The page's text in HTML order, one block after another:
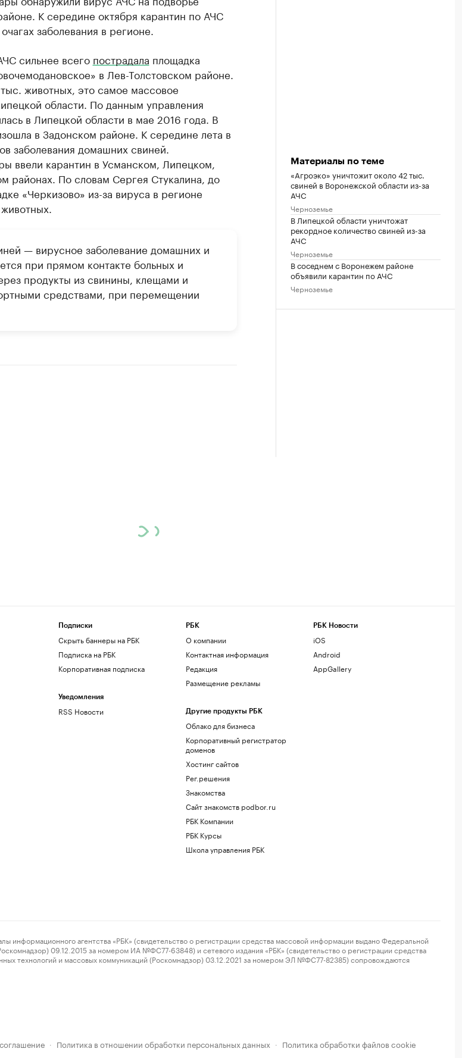
К середине октября карантин по АЧС
заболевания в регионе.
сильнее всего пострадала площадка
в Лев-Толстовском районе.
животных, это самое массовое
области. По данным управления
в Липецкой области в мае 2016 года. В
в Задонском районе. К середине лета в
заболевания домашних свиней.
ввели карантин в Усманском, Липецком,
районах. По словам Сергея Стукалина, до
«Черкизово» из-за вируса в регионе
— вирусное заболевание домашних и
при прямом контакте больных и
продукты из свинины, клещами и
средствами, при перемещении
Материалы по теме
«Агроэко» уничтожит около 42 тыс.
свиней в Воронежской области из-за
АЧС
Черноземье
В Липецкой области уничтожат
рекордное количество свиней из-за
АЧС
Черноземье
В соседнем с Воронежем районе
объявили карантин по АЧС
Черноземье
Подписки
Скрыть баннеры на РБК
Подписка на РБК
Корпоративная подписка
Уведомления
RSS Новости
РБК
О компании
Контактная информация
Редакция
Размещение рекламы
Другие продукты РБК
Облако для бизнеса
Корпоративный регистратор
доменов
Хостинг сайтов
Рег.решения
Знакомства
Сайт знакомств podbor.ru
РБК Компании
РБК Курсы
Школа управления РБК
РБК Новости
iOS
Android
AppGallery
агентства «РБК» (свидетельство о регистрации средства массовой информации выдано Федеральной
09.12.2015 за номером ИА №ФС77-63848) и сетевого издания «РБК» (свидетельство о регистрации средства
технологий и массовых коммуникаций (Роскомнадзор) 03.12.2021 за номером ЭЛ №ФС77-82385) сопровождаются
· Политика в отношении обработки персональных данных · Политика обработки файлов cookie